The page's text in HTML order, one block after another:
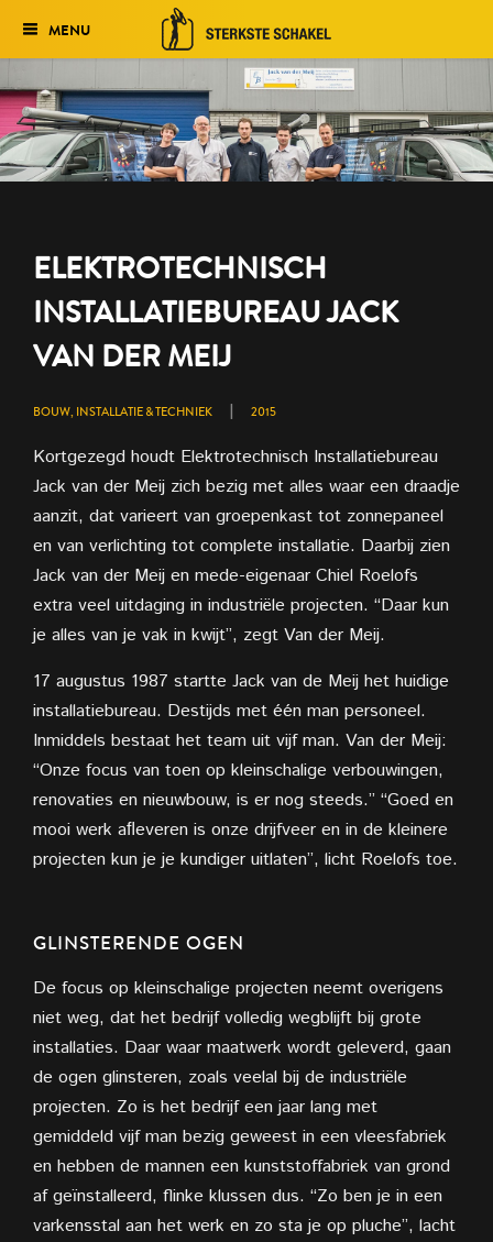
Verkiezing
Het traject
Uitslag 2026
MENU
ELEKTROTECHNISCH
INSTALLATIEBUREAU JACK
VAN DER MEIJ
BOUW, INSTALLATIE & TECHNIEK | 2015
Kortgezegd houdt Elektrotechnisch Installatiebureau
Jack van der Meij zich bezig met alles waar een draadje
aanzit, dat varieert van groepenkast tot zonnepaneel
en van verlichting tot complete installatie. Daarbij zien
Jack van der Meij en mede-eigenaar Chiel Roelofs
extra veel uitdaging in industriële projecten. “Daar kun
je alles van je vak in kwijt”, zegt Van der Meij.
17 augustus 1987 startte Jack van de Meij het huidige
installatiebureau. Destijds met één man personeel.
Inmiddels bestaat het team uit vijf man. Van der Meij:
“Onze focus van toen op kleinschalige verbouwingen,
renovaties en nieuwbouw, is er nog steeds.” “Goed en
mooi werk aﬂeveren is onze drijfveer en in de kleinere
projecten kun je je kundiger uitlaten”, licht Roelofs toe.
GLINSTERENDE OGEN
De focus op kleinschalige projecten neemt overigens
niet weg, dat het bedrijf volledig wegblijft bij grote
installaties. Daar waar maatwerk wordt geleverd, gaan
de ogen glinsteren, zoals veelal bij de industriële
projecten. Zo is het bedrijf een jaar lang met
gemiddeld vijf man bezig geweest in een vleesfabriek
en hebben de mannen een kunststoffabriek van grond
af geïnstalleerd, flinke klussen dus. “Zo ben je in een
varkensstal aan het werk en zo sta je op pluche”, lacht